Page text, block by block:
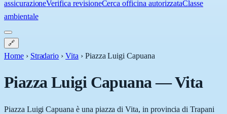
assicurazioneVerifica revisioneCerca officina autorizzataClasse
ambientale
🔗
Home › Stradario › Vita › Piazza Luigi Capuana
Piazza Luigi Capuana—Vita
Piazza Luigi Capuana è una piazza di Vita, in provincia di Trapani